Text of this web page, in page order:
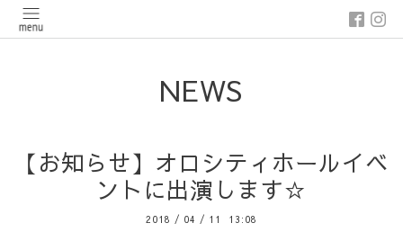
NEWS
【お知らせ】オロシティホールイベ
ントに出演します☆
2018 / 04 / 11 13:08